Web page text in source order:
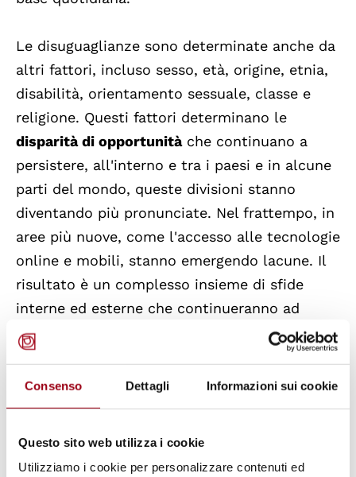
Consenso Dettagli Informazioni sui cookie
Questo sito web utilizza i cookie
Utilizziamo i cookie per personalizzare contenuti ed
Le disuguaglianze sono determinate anche da
altri fattori, incluso sesso, età, origine, etnia,
disabilità, orientamento sessuale, classe e
religione. Questi fattori determinano le
disparità di opportunitàche continuano a
persistere, all'interno e tra i paesi e in alcune
parti del mondo, queste divisioni stanno
diventando più pronunciate. Nel frattempo, in
aree più nuove, come l'accesso alle tecnologie
online e mobili, stanno emergendo lacune. Il
risultato è un complesso insieme di sfide
interne ed esterne che continueranno ad
aumentare nei prossimi venticinque anni.
Il rapporto si è concentrato suiseguenti
argomenti: disuguaglianza di reddito tra Paesi;
concentrazione di ricchezza ai vertici;